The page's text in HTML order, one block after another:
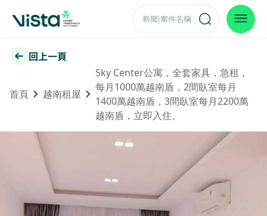
回上一頁
首頁 越南租屋
Sky Center公寓，全套家具，急租，
每月1000萬越南盾，2間臥室每月
1400萬越南盾，3間臥室每月2200萬
越南盾，立即入住。